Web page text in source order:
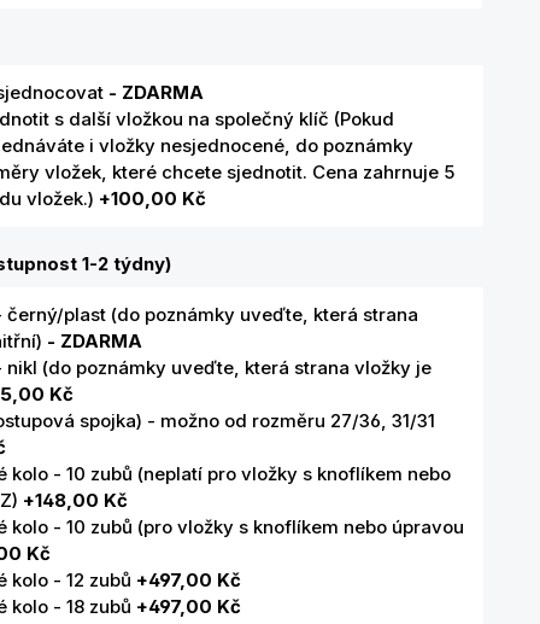
- ZDARMA
s další vložkou na společný klíč (Pokud
i vložky nesjednocené, do poznámky
vložek, které chcete sjednotit. Cena zahrnuje 5
vložek.) +100,00 Kč
1-2 týdny)
černý/plast (do poznámky uveďte, která strana
- ZDARMA
nikl (do poznámky uveďte, která strana vložky je
Kč
spojka) - možno od rozměru 27/36, 31/31
kolo - 10 zubů (neplatí pro vložky s knoflíkem nebo
+148,00 Kč
kolo - 10 zubů (pro vložky s knoflíkem nebo úpravou
Kč
kolo - 12 zubů +497,00 Kč
kolo - 18 zubů +497,00 Kč